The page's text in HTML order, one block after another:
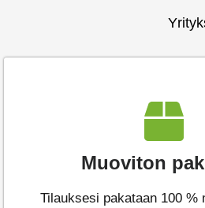
Muoviton
Tilauksesi pakataan 100 %